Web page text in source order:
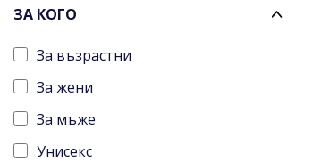
ЗА КОГО
За възрастни
За жени
За мъже
Унисекс